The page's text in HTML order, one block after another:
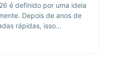
é definido por uma ideia
Depois de anos de
rápidas, isso…